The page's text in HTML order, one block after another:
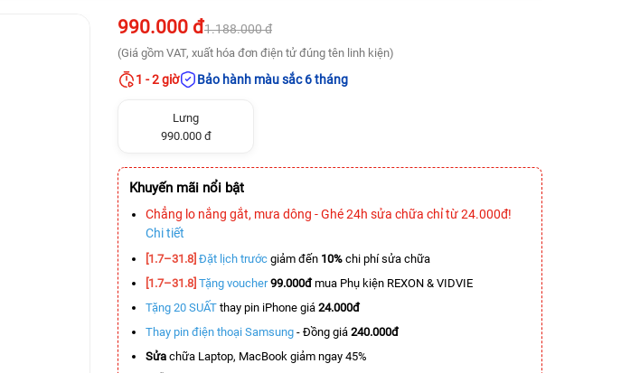
990.000 đ1.188.000 đ
(Giá gồm VAT, xuất hóa đơn điện tử đúng tên linh kiện)
1 - 2 giờ Bảo hành màu sắc 6 tháng
Lưng
990.000 đ
Khuyến mãi nổi bật
Chẳng lo nắng gắt, mưa dông - Ghé 24h sửa chữa chỉ từ 24.000đ!
Chi tiết
[1.7–31.8] Đặt lịch trước giảm đến 10% chi phí sửa chữa
[1.7–31.8] Tặng voucher 99.000đmua Phụ kiện REXON & VIDVIE
Tặng 20 SUẤT thay pin iPhone giá 24.000đ
Thay pin điện thoại Samsung - Đồng giá 240.000đ
Sửa chữa Laptop, MacBook giảm ngay 45%